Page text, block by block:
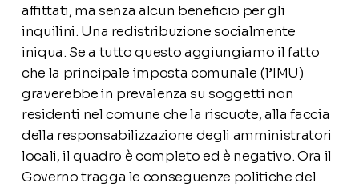
affittati, ma senza alcun beneficio per gli
inquilini. Una redistribuzione socialmente
iniqua. Se a tutto questo aggiungiamo il fatto
che la principale imposta comunale (l’IMU)
graverebbe in prevalenza su soggetti non
residenti nel comune che la riscuote, alla faccia
della responsabilizzazione degli amministratori
locali, il quadro è completo ed è negativo. Ora il
Governo tragga le conseguenze politiche del